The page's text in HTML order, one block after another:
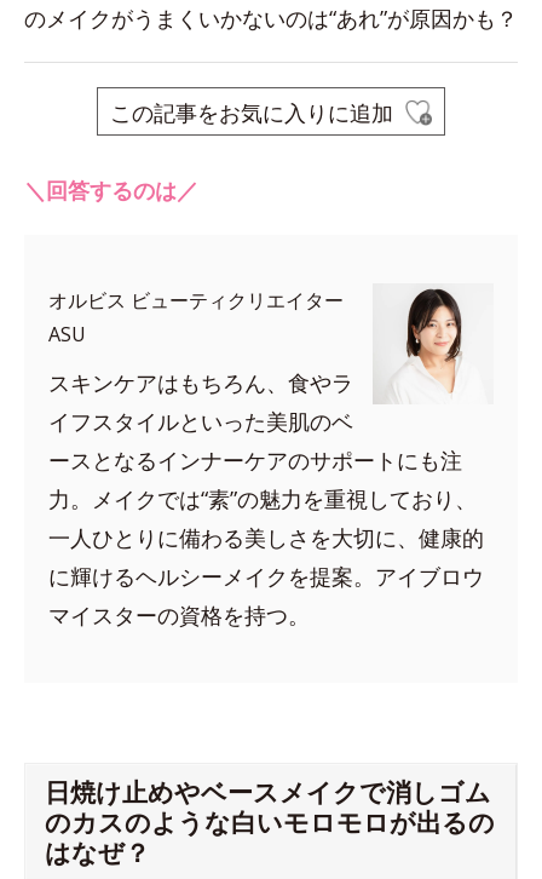
のメイクがうまくいかないのは“あれ”が原因かも？
この記事をお気に入りに追加
＼回答するのは／
オルビス ビューティクリエイター
ASU
スキンケアはもちろん、食やラ
イフスタイルといった美肌のベ
ースとなるインナーケアのサポートにも注
力。メイクでは“素”の魅力を重視しており、
一人ひとりに備わる美しさを大切に、健康的
に輝けるヘルシーメイクを提案。アイブロウ
マイスターの資格を持つ。
日焼け止めやベースメイクで消しゴム
のカスのような白いモロモロが出るの
はなぜ？